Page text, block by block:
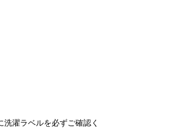
濯ラベルを必ずご確認く